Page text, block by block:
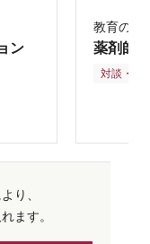
ン
教育の再
薬剤師
対談・座
り、
ます。